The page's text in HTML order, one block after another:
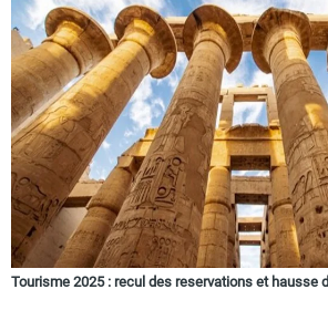
Tourisme 2025 : recul des reservations et hausse